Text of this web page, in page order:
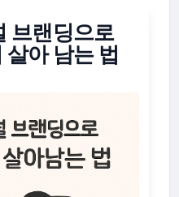
브랜딩으로
아 남는 법